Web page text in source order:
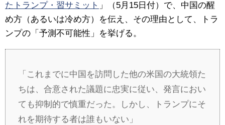
たトランプ・習サミット 」（5月15日付）で、中国の醒
め方（あるいは冷め方）を伝え、その理由として、トラ
ンプの「予測不可能性」を挙げる。
「これまでに中国を訪問した他の米国の大統領た
ちは、合意された議題に忠実に従い、発言におい
ても抑制的で慎重だった。しかし、トランプにそ
れを期待する者は誰もいない」